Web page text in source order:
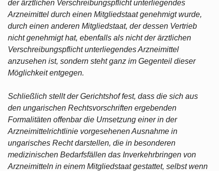
der ärztlichen Verschreibungspflicht unterliegendes
Arzneimittel durch einen Mitgliedstaat genehmigt wurde,
durch einen anderen Mitgliedstaat, der dessen Vertrieb
nicht genehmigt hat, ebenfalls als nicht der ärztlichen
Verschreibungspflicht unterliegendes Arzneimittel
anzusehen ist, sondern steht ganz im Gegenteil dieser
Möglichkeit entgegen.
Schließlich stellt der Gerichtshof fest, dass die sich aus
den ungarischen Rechtsvorschriften ergebenden
Formalitäten offenbar die Umsetzung einer in der
Arzneimittelrichtlinie vorgesehenen Ausnahme in
ungarisches Recht darstellen, die in besonderen
medizinischen Bedarfsfällen das Inverkehrbringen von
Arzneimitteln in einem Mitgliedstaat gestattet, selbst wenn